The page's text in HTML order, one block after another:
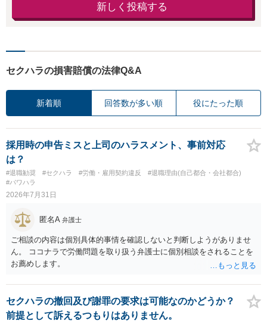
新しく投稿する
セクハラの損害賠償の法律Q&A
新着順 回答数が多い順 役にたった順
採用時の申告ミスと上司のハラスメント、事前対応
は？
#退職勧奨 #セクハラ #労働・雇用契約違反
#退職理由(自己都合・会社都合)
#パワハラ
2026年7月31日
匿名A 弁護士
ご相談の内容は個別具体的事情を確認しないと判断しようがありませ
ん。 ココナラで労働問題を取り扱う弁護士に個別相談をされることを
お薦めします。
セクハラの撤回及び謝罪の要求は可能なのかどうか？
前提として訴えるつもりはありません。